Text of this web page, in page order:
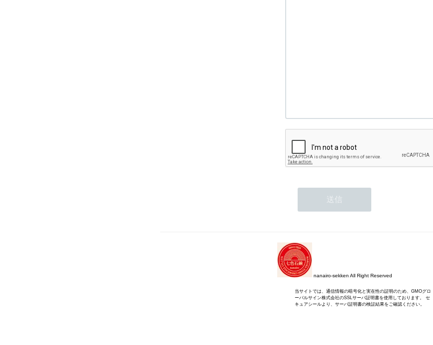
nanairo-sekken All Right Reserved
当サイトでは、通信情報の暗号化と実在性の証明のため、GMOグロ
ーバルサイン株式会社のSSLサーバ証明書を使用しております。 セ
キュアシールより、サーバ証明書の検証結果をご確認ください。